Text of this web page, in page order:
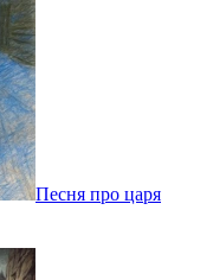
Песня про царя